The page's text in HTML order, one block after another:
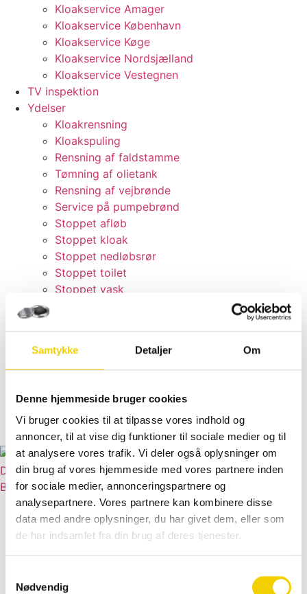
Samtykke Detaljer Om
Denne hjemmeside bruger cookies
Vi bruger cookies til at tilpasse vores indhold og
annoncer, til at vise dig funktioner til sociale medier og til
at analysere vores trafik. Vi deler også oplysninger om
din brug af vores hjemmeside med vores partnere inden
for sociale medier, annonceringspartnere og
analysepartnere. Vores partnere kan kombinere disse
data med andre oplysninger, du har givet dem, eller som
de har indsamlet fra din brug af deres tjenester.
Nødvendig
Kloakservice Amager
Kloakservice København
Kloakservice Køge
Kloakservice Nordsjælland
Kloakservice Vestegnen
TV inspektion
Ydelser
Kloakrensning
Kloakspuling
Rensning af faldstamme
Tømning af olietank
Rensning af vejbrønde
Service på pumpebrønd
Stoppet afløb
Stoppet kloak
Stoppet nedløbsrør
Stoppet toilet
Stoppet vask
Serviceaftale
Døgnservice
Priser
Kontakt
Bestil nu
Døgnvagt 22 960 960
Bestil nu
Forsiden
Slamsugning
Slamsugning Amager
Slamsugning Nordsjælland